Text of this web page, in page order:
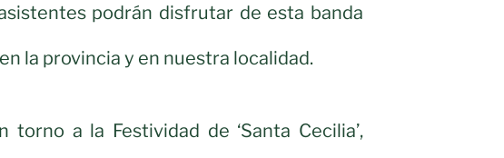
podrán disfrutar de esta banda
la provincia y en nuestra localidad.
torno a la Festividad de ‘Santa Cecilia’,